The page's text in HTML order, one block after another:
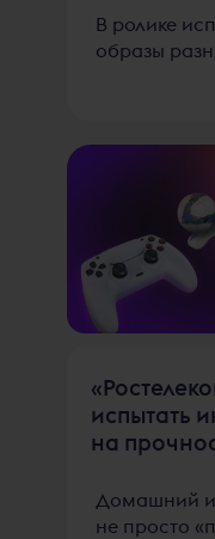
В ролике
образы
испытать
на
Домашний
не просто